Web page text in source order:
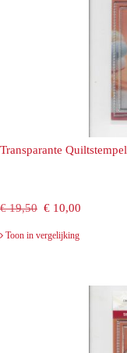
Transparante
€19,50 Oorspronkelijke
prijs
€10,00
€ 10,00.
Toon in vergelijking